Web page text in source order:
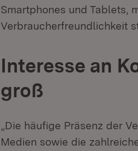
Smartphones und Tablets,
Verbraucherfreundlichkeit
Interesse an
groß
„Die häufige Präsenz der
Medien sowie die